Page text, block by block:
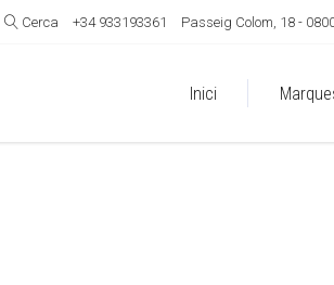
Cerca +34 933193361 Passeig Colom, 18 -
Inici